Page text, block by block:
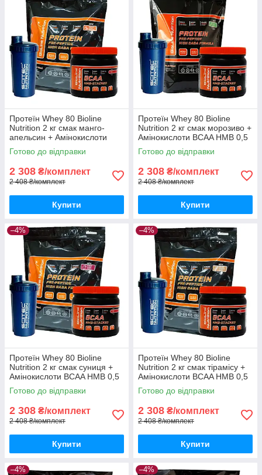
Протеїн Whey 80 Bioline
Nutrition 2 кг смак манго-
апельсин + Амінокислоти
BCAA HMB 0,5 кг + шейкер
Готово до відправки
2 308 ₴/комплект
2 408 ₴/комплект
Купити
Протеїн Whey 80 Bioline
Nutrition 2 кг смак морозиво +
Амінокислоти BCAA HMB 0,5
кг + шейкер
Готово до відправки
2 308 ₴/комплект
2 408 ₴/комплект
Купити
–4%
Протеїн Whey 80 Bioline
Nutrition 2 кг смак суниця +
Амінокислоти BCAA HMB 0,5
кг + шейкер
Готово до відправки
2 308 ₴/комплект
2 408 ₴/комплект
Купити
–4%
Протеїн Whey 80 Bioline
Nutrition 2 кг смак тірамісу +
Амінокислоти BCAA HMB 0,5
кг + шейкер
Готово до відправки
2 308 ₴/комплект
2 408 ₴/комплект
Купити
–4% –4%